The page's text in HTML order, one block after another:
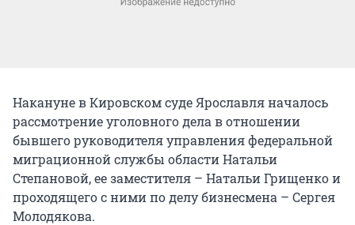
Накануне в Кировском суде Ярославля началось
рассмотрение уголовного дела в отношении
бывшего руководителя управления федеральной
миграционной службы области Натальи
Степановой, ее заместителя – Натальи Грищенко и
проходящего с ними по делу бизнесмена – Сергея
Молодякова.